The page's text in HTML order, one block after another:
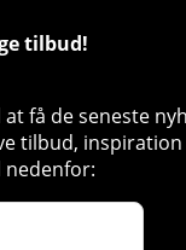
tilbud!
få de seneste
tilbud,
nedenfor: